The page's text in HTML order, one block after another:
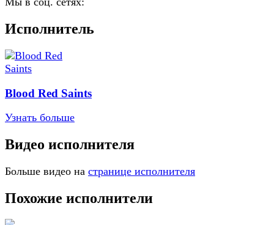
Исполнитель
Blood Red Saints
Узнать больше
Видео исполнителя
Больше видео на странице исполнителя
Похожие исполнители